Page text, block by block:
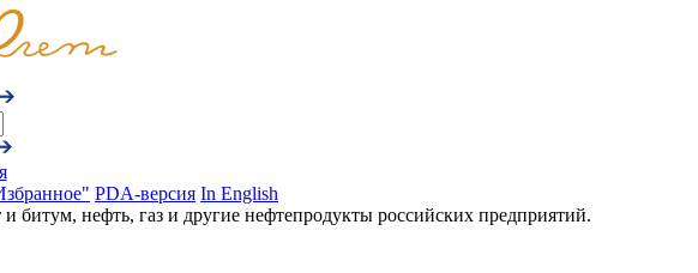
PDA-версия In English
битум, нефть, газ и другие нефтепродукты российских предприятий.